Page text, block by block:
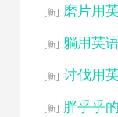
[新] 磨片用
[新] 躺用英
[新] 讨伐用
[新] 胖乎乎